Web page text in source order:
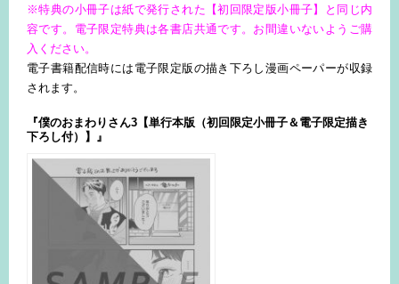
※特典の小冊子は紙で発行された【初回限定版小冊子】と同じ内
容です。電子限定特典は各書店共通です。お間違いないようご購
入ください。
電子書籍配信時には電子限定版の描き下ろし漫画ペーパーが収録
されます。
『僕のおまわりさん3【単行本版（初回限定小冊子＆電子限定描き
下ろし付）】』